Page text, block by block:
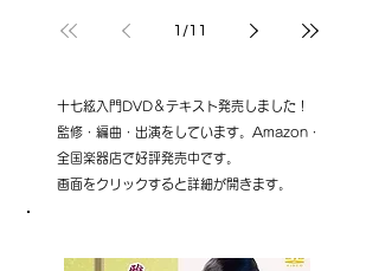
1 /11
十七絃入門DVD＆テキスト発売しました！
監修・編曲・出演をしています。Amazon・
全国楽器店で好評発売中です。
画面をクリックすると詳細が開きます。